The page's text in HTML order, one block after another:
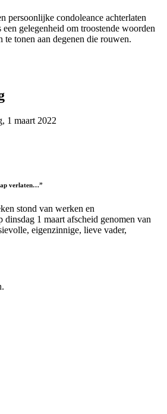
persoonlijke condoleance achterlaten
gelegenheid om troostende woorden
te tonen aan degenen die rouwen.
1 maart 2022
verlaten…”
stond van werken en
1 maart afscheid genomen van
eigenzinnige, lieve vader,